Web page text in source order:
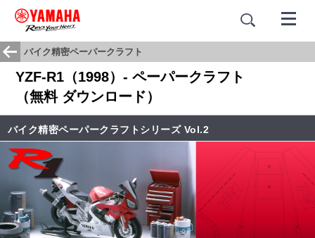
バイク精密ペーパークラフト
YZF-R1（1998）- ペーパークラフト
（無料 ダウンロード）
バイク精密ペーパークラフトシリーズ Vol.2